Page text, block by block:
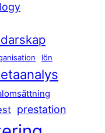
lön
prestation